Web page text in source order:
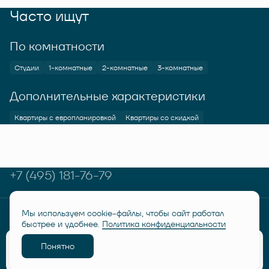
Часто ищут
По комнатности
Студии 1-комнатные 2-комнатные 3-комнатные
Дополнительные характеристики
Квартиры с европланировкой Квартиры со скидкой
+7 (495) 181-76-79
© RUSICH KOTELNIKI 2026Политика конфиденциальности
Дисклеймер "Семейная ипотека от 6%"
Мы используем cookie-файлы, чтобы сайт работал
быстрее и удобнее. Политика конфиденциальности
Понятно